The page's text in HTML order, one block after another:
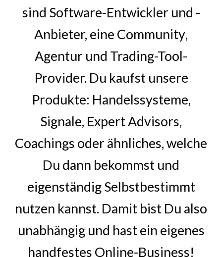
sind Software-Entwickler und -
Anbieter, eine Community,
Agentur und Trading-Tool-
Provider. Du kaufst unsere
Produkte: Handelssysteme,
Signale, Expert Advisors,
Coachings oder ähnliches, welche
Du dann bekommst und
eigenständig Selbstbestimmt
nutzen kannst. Damit bist Du also
unabhängig und hast ein eigenes
handfestes Online-Business!